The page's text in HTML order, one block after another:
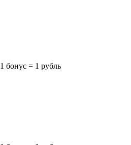
1 бонус = 1 рубль